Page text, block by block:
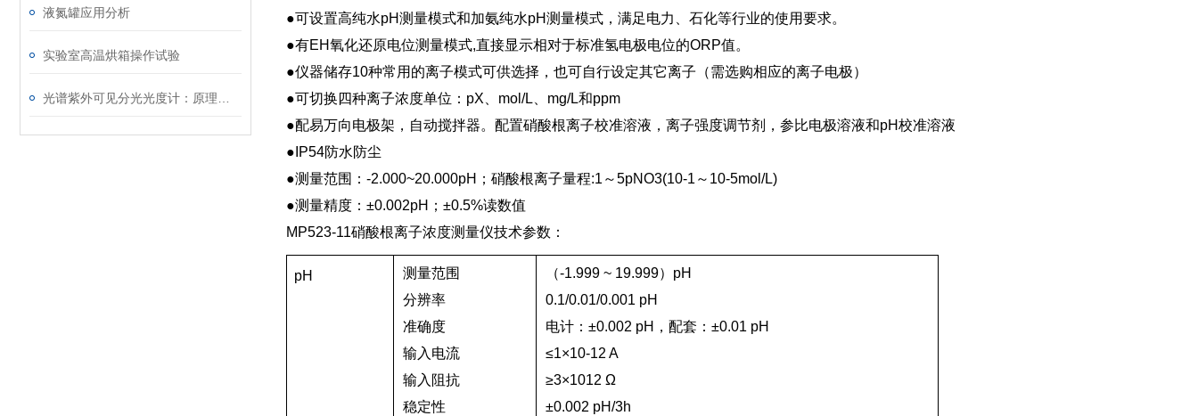
液氮罐应用分析
实验室高温烘箱操作试验
●可设置高纯水pH测量模式和加氨纯水pH测量模式，满足电力、石化等行业的使用要求。
●有EH氧化还原电位测量模式,直接显示相对于标准氢电极电位的ORP值。
●仪器储存10种常用的离子模式可供选择，也可自行设定其它离子（需选购相应的离子电极）
●可切换四种离子浓度单位：pX、mol/L、mg/L和ppm
●配易万向电极架，自动搅拌器。配置硝酸根离子校准溶液，离子强度调节剂，参比电极溶液和pH校准溶液
●IP54防水防尘
●测量范围：-2.000~20.000pH；硝酸根离子量程:1～5pNO3(10-1～10-5mol/L)
●测量精度：±0.002pH；±0.5%读数值
MP523-11硝酸根离子浓度测量仪技术参数：
pH
测量范围
分辨率
准确度
输入电流
输入阻抗
稳定性
（-1.999 ~ 19.999）pH
0.1/0.01/0.001 pH
电计：±0.002 pH，配套：±0.01 pH
≤1×10-12 A
≥3×1012 Ω
±0.002 pH/3h